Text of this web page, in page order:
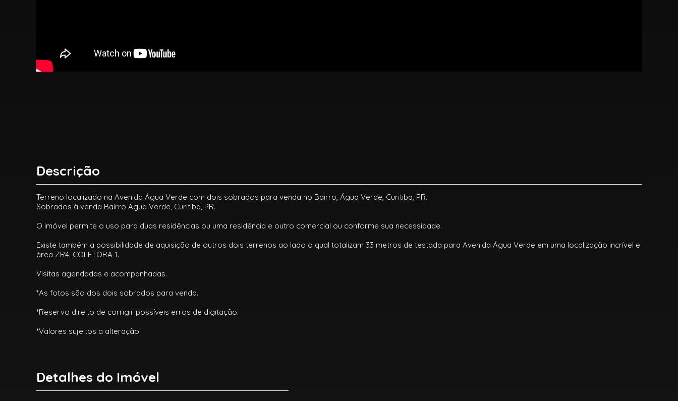
Descrição
Terreno localizado na Avenida Água Verde com dois sobrados para venda no Bairro, Água Verde, Curitiba, PR.
Sobrados à venda Bairro Água Verde, Curitiba, PR.
O imóvel permite o uso para duas residências ou uma residência e outro comercial ou conforme sua necessidade.
Existe também a possibilidade de aquisição de outros dois terrenos ao lado o qual totalizam 33 metros de testada para Avenida Água Verde em uma localização incrível e
área ZR4, COLETORA 1.
Visitas agendadas e acompanhadas.
*As fotos são dos dois sobrados para venda.
*Reservo direito de corrigir possíveis erros de digitação.
*Valores sujeitos a alteração
Detalhes do Imóvel